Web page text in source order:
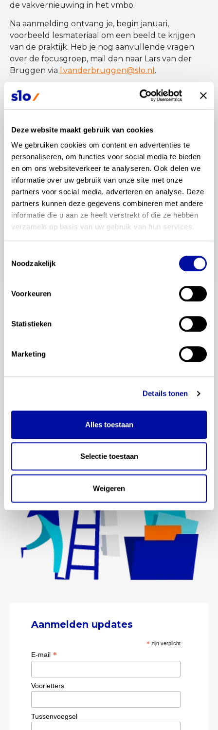
Deze website maakt gebruik van cookies
We gebruiken cookies om content en advertenties te
personaliseren, om functies voor social media te bieden
en om ons websiteverkeer te analyseren. Ook delen we
informatie over uw gebruik van onze site met onze
partners voor social media, adverteren en analyse. Deze
partners kunnen deze gegevens combineren met andere
informatie die u aan ze heeft verstrekt of die ze hebben
verzameld op basis van uw gebruik van hun services.
Noodzakelijk
Voorkeuren
Statistieken
Marketing
Details tonen
Alles toestaan
Selectie toestaan
Weigeren
de vakvernieuwing in het vmbo.
Na aanmelding ontvang je, begin januari,
voorbeeld lesmateriaal om een beeld te krijgen
van de praktijk. Heb je nog aanvullende vragen
over de focusgroep, mail dan naar Lars van der
Bruggen via l.vanderbruggen@slo.nl .
Verder lezen?
Bekijk hier alvast de
Lees hier meer overde nieuwe inhoudendie
met veertien scholen worden beproefd.
wil je dit delen?
ontwikkelingen? Meld je dan nu aan voor onze
automatische updates. Je ontvangt dan een e-mail
Aanmelden updates
* zijn verplicht
E-mail *
Voorletters
Tussenvoegsel